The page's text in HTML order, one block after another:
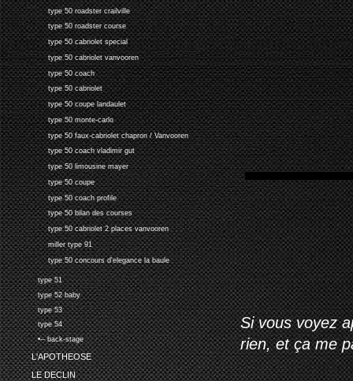
type 50 roadster crailville
type 50 roadster course
type 50 cabriolet special
type 50 cabriolet vanvooren
type 50 coach
type 50 cabriolet
type 50 coupe landaulet
type 50 monte-carlo
type 50 faux-cabriolet chapron / Vanvooren
type 50 coach vladimir gut
type 50 limousine mayer
type 50 coupe
type 50 coach profile
type 50 bilan des courses
type 50 cabriolet 2 places vanvooren
miller type 91
type 50 concours d'elegance la baule
type 51
type 52 baby
type 53
type 54
•-- back-stage
L'APOTHEOSE
LE DECLIN
Si vous voyez
rien, et ça me